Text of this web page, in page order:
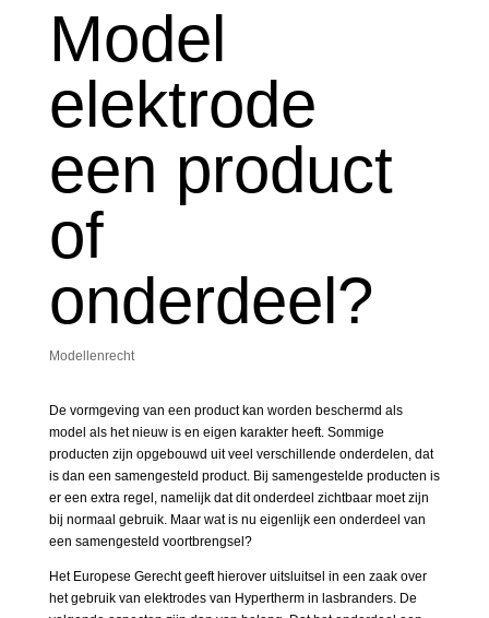
Model
elektrode
een product
of
onderdeel?
Modellenrecht
De vormgeving van een product kan worden beschermd als
model als het nieuw is en eigen karakter heeft. Sommige
producten zijn opgebouwd uit veel verschillende onderdelen, dat
is dan een samengesteld product. Bij samengestelde producten is
er een extra regel, namelijk dat dit onderdeel zichtbaar moet zijn
bij normaal gebruik. Maar wat is nu eigenlijk een onderdeel van
een samengesteld voortbrengsel?
Het Europese Gerecht geeft hierover uitsluitsel in een zaak over
het gebruik van elektrodes van Hypertherm in lasbranders. De